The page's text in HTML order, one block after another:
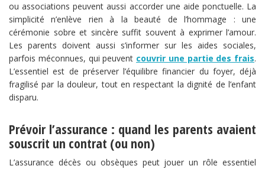
ou associations peuvent aussi accorder une aide ponctuelle. La
simplicité n’enlève rien à la beauté de l’hommage : une
cérémonie sobre et sincère suffit souvent à exprimer l’amour.
Les parents doivent aussi s’informer sur les aides sociales,
parfois méconnues, qui peuvent couvrir une partie des frais.
L’essentiel est de préserver l’équilibre financier du foyer, déjà
fragilisé par la douleur, tout en respectant la dignité de l’enfant
disparu.
Prévoir l’assurance : quand les parents avaient
souscrit un contrat (ou non)
L’assurance décès ou obsèques peut jouer un rôle essentiel